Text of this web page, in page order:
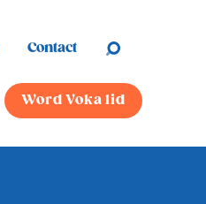
Contact
Word Voka lid